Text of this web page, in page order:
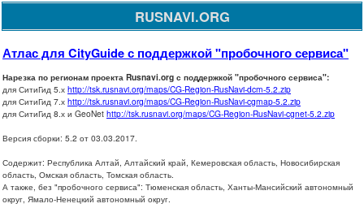
RUSNAVI.ORG
Атлас для CityGuide с поддержкой "пробочного сервиса"
Нарезка по регионам проекта Rusnavi.org с поддержкой "пробочного сервиса":
для СитиГид 5.х http://tsk.rusnavi.org/maps/CG-Region-RusNavi-dcm-5.2.zip
для СитиГид 7.х http://tsk.rusnavi.org/maps/CG-Region-RusNavi-cgmap-5.2.zip
для СитиГид 8.х и GeoNet http://tsk.rusnavi.org/maps/CG-Region-RusNavi-cgnet-5.2.zip
Версия сборки: 5.2 от 03.03.2017.
Содержит: Республика Алтай, Алтайский край, Кемеровская область, Новосибирская
область, Омская область, Томская область.
А также, без "пробочного сервиса": Тюменская область, Ханты-Мансийский автономный
округ, Ямало-Ненецкий автономный округ.